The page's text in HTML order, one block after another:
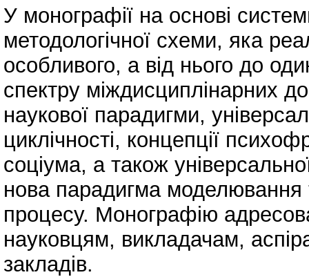
У монографії на основі
методологічної схеми, яка
особливого, а від нього до
спектру міждисциплінарних
наукової парадигми,
циклічності, концепції
соціума, а також
нова парадигма моделювання
процесу. Монографію
науковцям, викладачам,
закладів.